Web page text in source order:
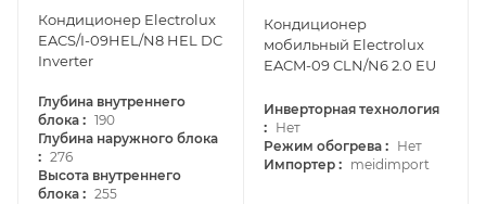
Кондиционер Electrolux
EACS/I-09HEL/N8 HEL DC
Inverter
Глубина внутреннего
блока : 190
Глубина наружного блока
: 276
Высота внутреннего
блока : 255
Кондиционер
мобильный Electrolux
EACM-09 CLN/N6 2.0 EU
Инверторная технология
:
Нет
Режим обогрева :
Нет
Импортер : meidimport